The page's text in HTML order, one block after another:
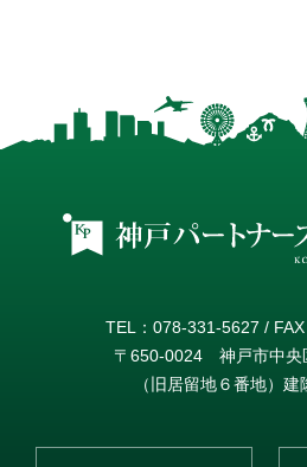
TEL：078-331-5627 /
〒650-0024 神戸市中央
（旧居留地６番地）